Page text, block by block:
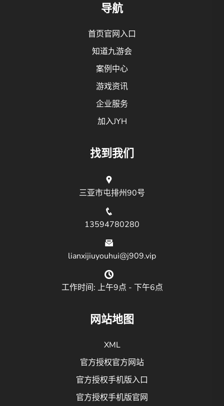
导航
首页官网入口
知道九游会
案例中心
游戏资讯
企业服务
加入JYH
找到我们
三亚市屯排州90号
13594780280
lianxijiuyouhui@j909.vip
工作时间: 上午9点 - 下午6点
网站地图
XML
官方授权官方网站
官方授权手机版入口
官方授权手机版官网